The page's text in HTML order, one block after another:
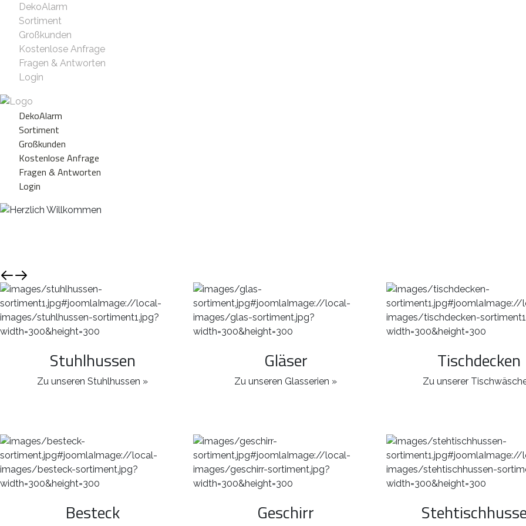
DekoAlarm
Sortiment
Großkunden
Kostenlose Anfrage
Fragen & Antworten
Login
DekoAlarm
Sortiment
Großkunden
Kostenlose Anfrage
Fragen & Antworten
Login
Stuhlhussen
Zu unseren Stuhlhussen »
Gläser
Zu unseren Glasserien »
Tischdecken
Zu unserer
Besteck Geschirr